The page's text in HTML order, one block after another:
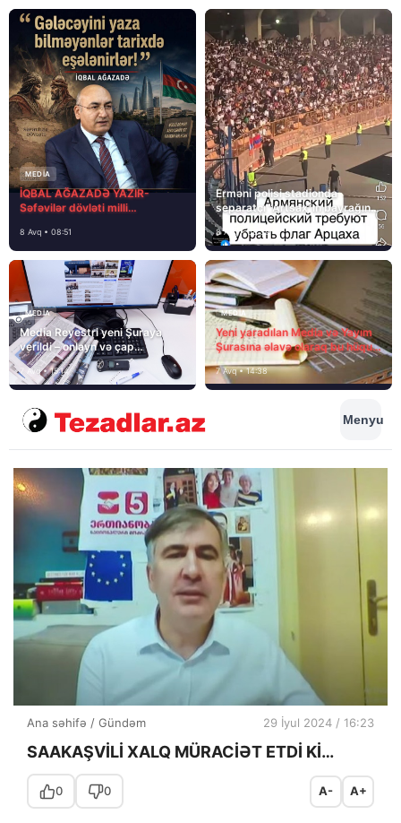
MEDİA
İQBAL AĞAZADƏ YAZIR-
Səfəvilər dövləti milli
8 Avq • 08:51
Erməni polisi stadionda
separatçı “Artsax”ın bayrağını
müsadirə etdi və…
8 Avq • 08:39
MEDİA
Media Reyestri yeni Şuraya
verildi – onlayn və çap
mediasını nə gözləyir?
7 Avq • 15:14
MEDİA
Yeni yaradılan Media və Yayım
Şurasına əlavə olaraq bu hüquq
və vəzifələr də verilib
7 Avq • 14:38
Menyu
Ana səhifə / Gündəm 29 İyul 2024 / 16:23
SAAKAŞVİLİ XALQ MÜRACİƏT ETDİ Kİ…
0 0 A- A+